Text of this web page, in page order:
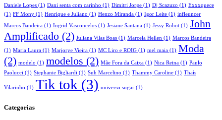
Daniele Lopes (1) Dani senta com carinho (1) Dimitri Jorge (1) Dj Scazuzo (1) Exxxquece
(1) FF Mony (1) Henrique e Juliano (1) Henzo Miranda (1) Igor Leite (1) infleuncer
Marcos Bandeira (1) Ingrid Vasconcelos (1) Jesiane Santana (1) Jessy Robot (1) John
Amplificado (2) Juliana Vilas Boas (1) Marcela Hellen (1) Marcos Bandeira
(1) Maria Laura (1) Marjorye Vieira (1) MC Liro e ROIG (1) mel maia (1) Moda
(2) modelo (1) modelos (2) Mãe Fora da Caixa (1) Nica Reina (1) Paulo
Paolucci (1) Stephanie Bigliardi (1) Suh Marcelino (1) Thammy Caroline (1) Thaís
Vilarinho (1) Tik tok (3) universo sugar (1)
Categorias